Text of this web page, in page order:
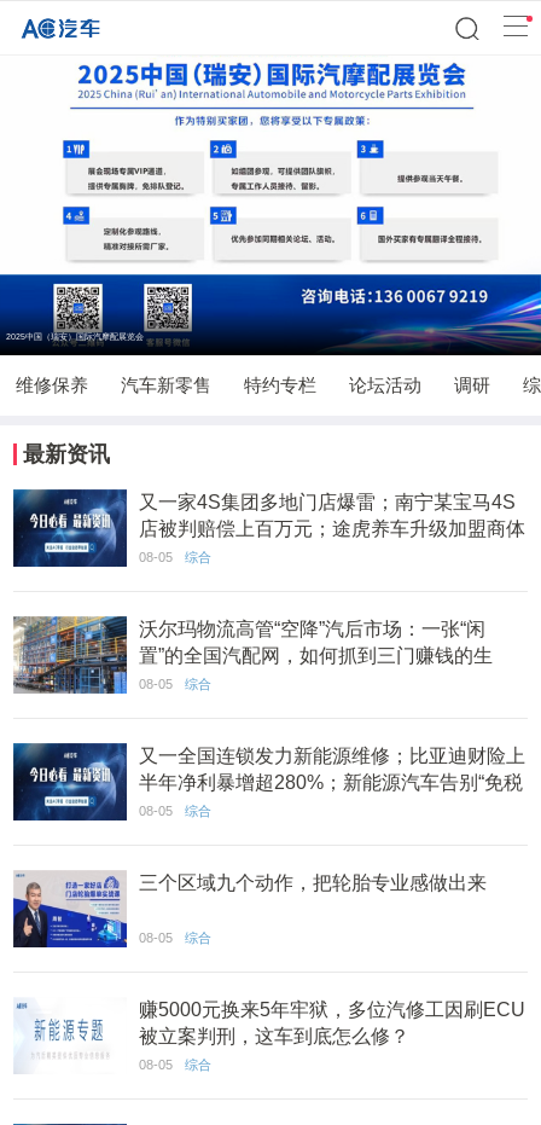
2025中国（瑞安）国际汽摩配展览会
维修保养 汽车新零售 特约专栏 论坛活动 调研
最新资讯
又一家4S集团多地门店爆雷；南宁某宝马4S
店被判赔偿上百万元；途虎养车升级加盟商体
系建设 丨AC早报
08-05 综合
沃尔玛物流高管“空降”汽后市场：一张“闲
置”的全国汽配网，如何抓到三门赚钱的生
意？
08-05 综合
又一全国连锁发力新能源维修；比亚迪财险上
半年净利暴增超280%；新能源汽车告别“免税
时代” 丨AC早报
08-05 综合
三个区域九个动作，把轮胎专业感做出来
08-05 综合
赚5000元换来5年牢狱，多位汽修工因刷ECU
被立案判刑，这车到底怎么修？
08-05 综合